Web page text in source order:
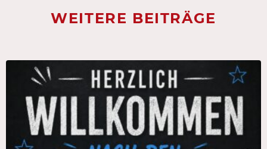
WEITERE BEITRÄGE